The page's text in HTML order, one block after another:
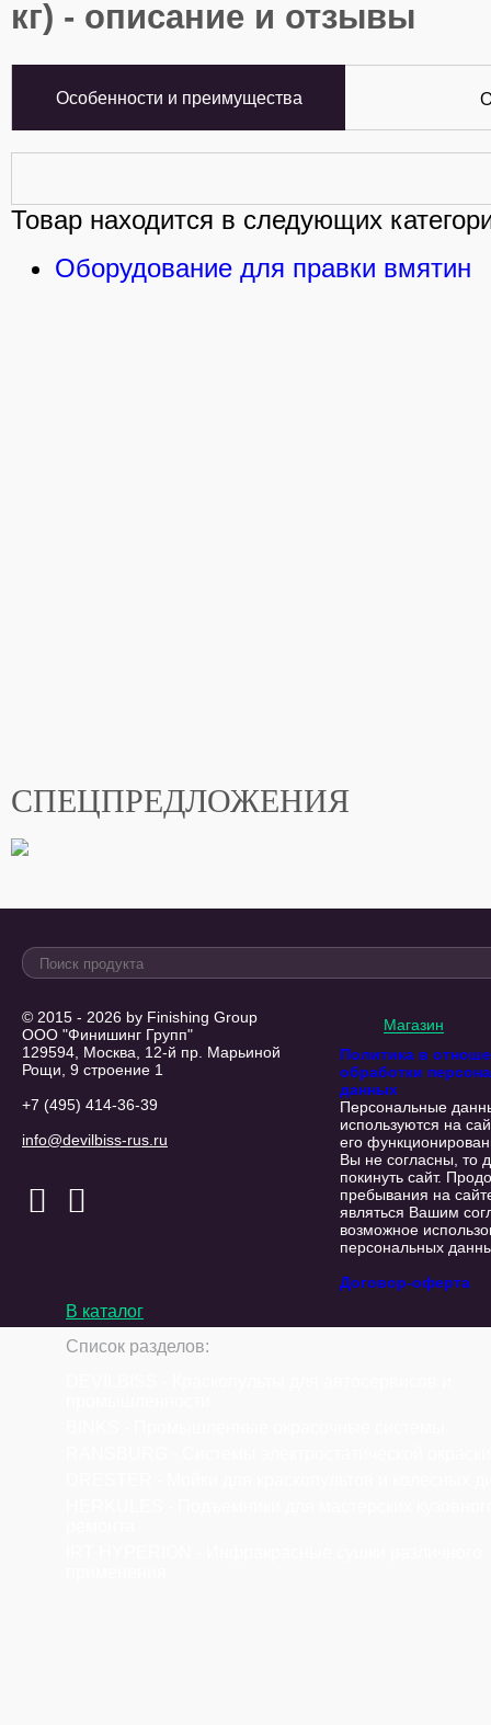
кг) - описание и отзывы
Особенности и преимущества
Товар находится в следующих
Оборудование для правки вмятин
СПЕЦПРЕДЛОЖЕНИЯ
© 2015 - 2026 by Finishing Group
ООО "Финишинг Групп"
129594, Москва, 12-й пр. Марьиной
Рощи, 9 строение 1
+7 (495) 414-36-39
info@devilbiss-rus.ru
Магазин
Политика в
обработки
данных
Персональные
используются на
его
Вы не согласны, то
покинуть сайт.
пребывания на
являться Вашим
возможное
персональных
Договор-оферта
В каталог
Список разделов: